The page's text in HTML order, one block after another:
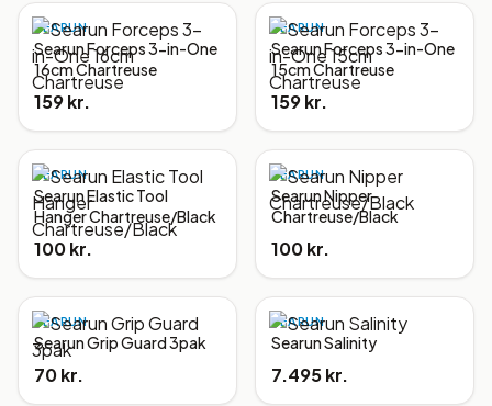
SEARUN
Searun Forceps 3-in-One
16cm Chartreuse
159 kr.
SEARUN
Searun Forceps 3-in-One
15cm Chartreuse
159 kr.
SEARUN
Searun Elastic Tool
Hanger Chartreuse/Black
100 kr.
SEARUN
Searun Nipper
Chartreuse/Black
100 kr.
SEARUN
Searun Grip Guard 3pak
70 kr.
SEARUN
Searun Salinity
7.495 kr.